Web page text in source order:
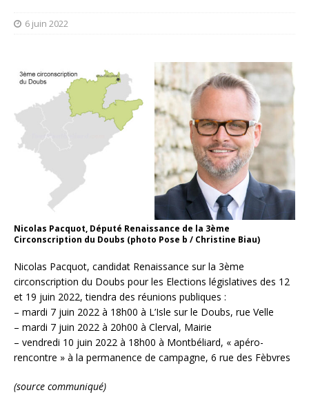
6 juin 2022
Nicolas Pacquot, Député Renaissance de la 3ème
Circonscription du Doubs (photo Pose b / Christine Biau)
Nicolas Pacquot, candidat Renaissance sur la 3ème
circonscription du Doubs pour les Elections législatives des 12
et 19 juin 2022, tiendra des réunions publiques :
– mardi 7 juin 2022 à 18h00 à L’Isle sur le Doubs, rue Velle
– mardi 7 juin 2022 à 20h00 à Clerval, Mairie
– vendredi 10 juin 2022 à 18h00 à Montbéliard, « apéro-
rencontre » à la permanence de campagne, 6 rue des Fèbvres
(source communiqué)